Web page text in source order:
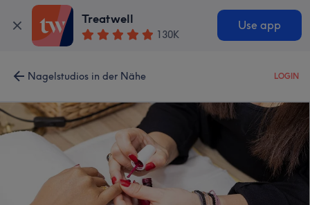
Treatwell
130K
Use app
Nagelstudios in der Nähe LOGIN